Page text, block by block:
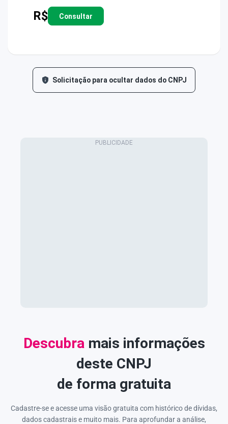
R$ Consultar
Solicitação para ocultar dados do CNPJ
Descubra mais informações
deste CNPJ
de forma gratuita
Cadastre-se e acesse uma visão gratuita com histórico de dívidas,
dados cadastrais e muito mais. Para aprofundar a análise,